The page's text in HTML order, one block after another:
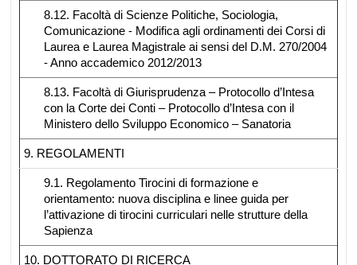
8.12. Facoltà di Scienze Politiche, Sociologia,
Comunicazione - Modifica agli ordinamenti dei Corsi di
Laurea e Laurea Magistrale ai sensi del D.M. 270/2004
- Anno accademico 2012/2013
8.13. Facoltà di Giurisprudenza – Protocollo d’Intesa
con la Corte dei Conti – Protocollo d’Intesa con il
Ministero dello Sviluppo Economico – Sanatoria
9. REGOLAMENTI
9.1. Regolamento Tirocini di formazione e
orientamento: nuova disciplina e linee guida per
l’attivazione di tirocini curriculari nelle strutture della
Sapienza
10. DOTTORATO DI RICERCA